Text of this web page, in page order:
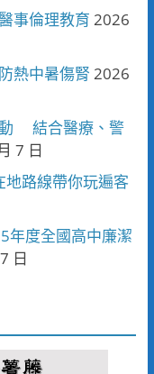
事倫理教育 2026
熱中暑傷腎 2026
動 結合醫療、警
7 日
路線帶你玩遍客
度全國高中廉潔
日